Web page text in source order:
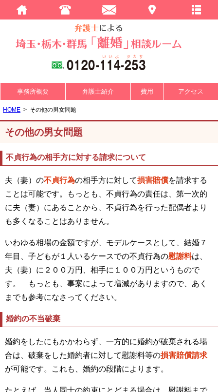
事務所概要 弁護士紹介 費用 アクセス
HOME その他の男女問題
その他の男女問題
不貞行為の相手方に対する請求について
夫（妻）の不貞行為の相手方に対して損害賠償を請求する
ことは可能です。もっとも、不貞行為の責任は、第一次的
に夫（妻）にあることから、不貞行為を行った配偶者より
も多くなることはありません。
いわゆる相場の金額ですが、モデルケースとして、結婚７
年目、子どもが１人いるケースでの不貞行為の慰謝料は、
夫（妻）に２００万円、相手に１００万円というもので
す。 もっとも、事案によって増減がありますので、あく
までも参考になさってください。
婚約の不当破棄
婚約をしたにもかかわらず、一方的に婚約が破棄される場
合は、破棄をした婚約者に対して慰謝料等の損害賠償請求
が可能です。これも、婚約の段階によります。
たとえば、当人同士の約束にとどまる場合は、慰謝料まで